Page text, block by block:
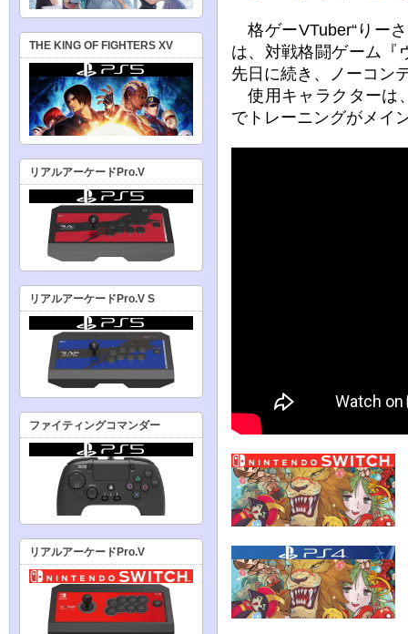
格ゲーVTuber“りー
は、対戦格闘ゲーム『
先日に続き、ノーコン
使用キャラクターは
でトレーニングがメイ
THE KING OF FIGHTERS XV
リアルアーケードPro.V
リアルアーケードPro.V S
ファイティングコマンダー
リアルアーケードPro.V